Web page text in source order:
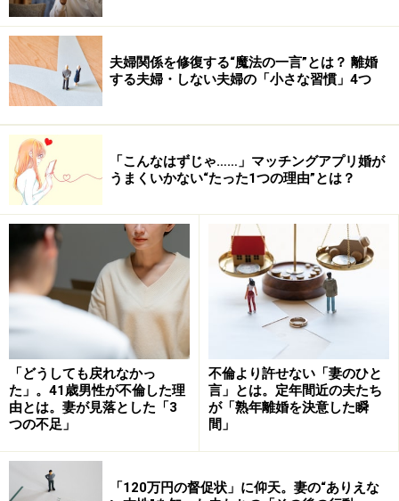
夫婦関係を修復する“魔法の一言”とは？ 離婚
する夫婦・しない夫婦の「小さな習慣」4つ
「こんなはずじゃ……」マッチングアプリ婚が
うまくいかない“たった1つの理由”とは？
「どうしても戻れなかっ
た」。41歳男性が不倫した理
由とは。妻が見落とした「3
つの不足」
不倫より許せない「妻のひと
言」とは。定年間近の夫たち
が「熟年離婚を決意した瞬
間」
「120万円の督促状」に仰天。妻の“ありえな